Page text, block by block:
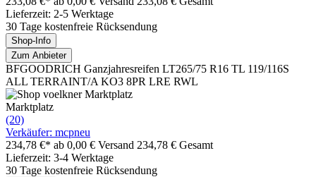
Lieferzeit: 2-5 Werktage
30 Tage kostenfreie Rücksendung
Shop-Info
Zum Anbieter
BFGOODRICH Ganzjahresreifen LT265/75 R16 TL 119/116S
ALL TERRAINT/A KO3 8PR LRE RWL
Marktplatz
(20)
Verkäufer: mcpneu
234,78 €* ab 0,00 € Versand 234,78 € Gesamt
Lieferzeit: 3-4 Werktage
30 Tage kostenfreie Rücksendung